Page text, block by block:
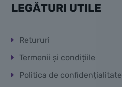
LEGĂTURI UTILE
Retururi
Termenii și condițiile
Politica de confidențialitate